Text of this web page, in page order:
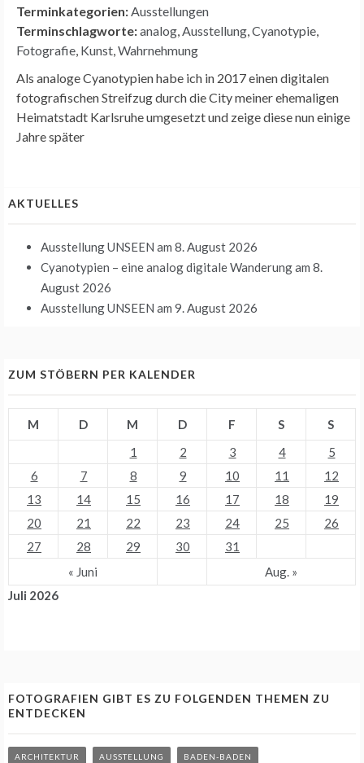
Terminkategorien:Ausstellungen
Terminschlagworte:analog,Ausstellung,Cyanotypie,
Fotografie, Kunst,Wahrnehmung
Als analoge Cyanotypien habe ich in 2017 einen digitalen
fotografischen Streifzug durch die City meiner ehemaligen
Heimatstadt Karlsruhe umgesetzt und zeige diese nun einige
Jahre später
AKTUELLES
Ausstellung UNSEEN am 8. August 2026
Cyanotypien – eine analog digitale Wanderungam 8.
August 2026
Ausstellung UNSEEN am 9. August 2026
ZUM STÖBERN PER KALENDER
Juli 2026
M D M D F S
S
1
2 3 4
5
6
7 8 9 10 11
12
13
14 15 16 17 18
19
20
21 22 23 24 25
26
27
28 29 30
31
« Juni
Aug. »
FOTOGRAFIEN GIBT ES ZU FOLGENDEN THEMEN ZU
ENTDECKEN
ARCHITEKTUR AUSSTELLUNG BADEN-BADEN